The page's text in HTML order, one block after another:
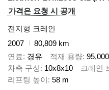
가격은 요청 시 공개
전지형 크레인
2007
80,809 km
연료
경유 적재 용량
차축 구성
10x8x10 크레인
리프팅 높이 58 m